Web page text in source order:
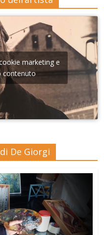
marketing e
contenuto
De Giorgi